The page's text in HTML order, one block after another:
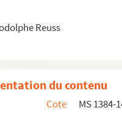
Reuss
sur la prédication française
du contenu
Cote
MS 1384-